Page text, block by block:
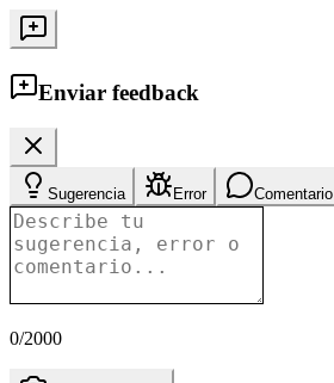
Enviar feedback
Sugerencia Error Comentario
0/2000